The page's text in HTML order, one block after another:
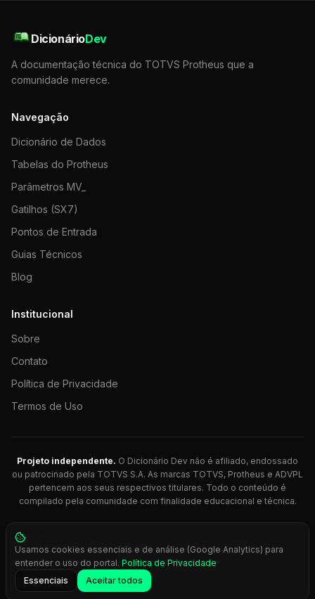
DicionárioDev
A documentação técnica do TOTVS Protheus que a
comunidade merece.
Navegação
Dicionário de Dados
Tabelas do Protheus
Parâmetros MV_
Gatilhos (SX7)
Pontos de Entrada
Guias Técnicos
Blog
Institucional
Sobre
Contato
Política de Privacidade
Termos de Uso
Projeto independente. O Dicionário Dev não é afiliado, endossado
ou patrocinado pela TOTVS S.A. As marcas TOTVS, Protheus e ADVPL
pertencem aos seus respectivos titulares. Todo o conteúdo é
compilado pela comunidade com finalidade educacional e técnica.
© 2026 Dicionário Dev. Feito com 💚 para desenvolvedores
Protheus.
Press Ctrl+K
Usamos cookies essenciais e de análise (Google Analytics) para
entender o uso do portal. Política de Privacidade
Essenciais
Aceitar todos